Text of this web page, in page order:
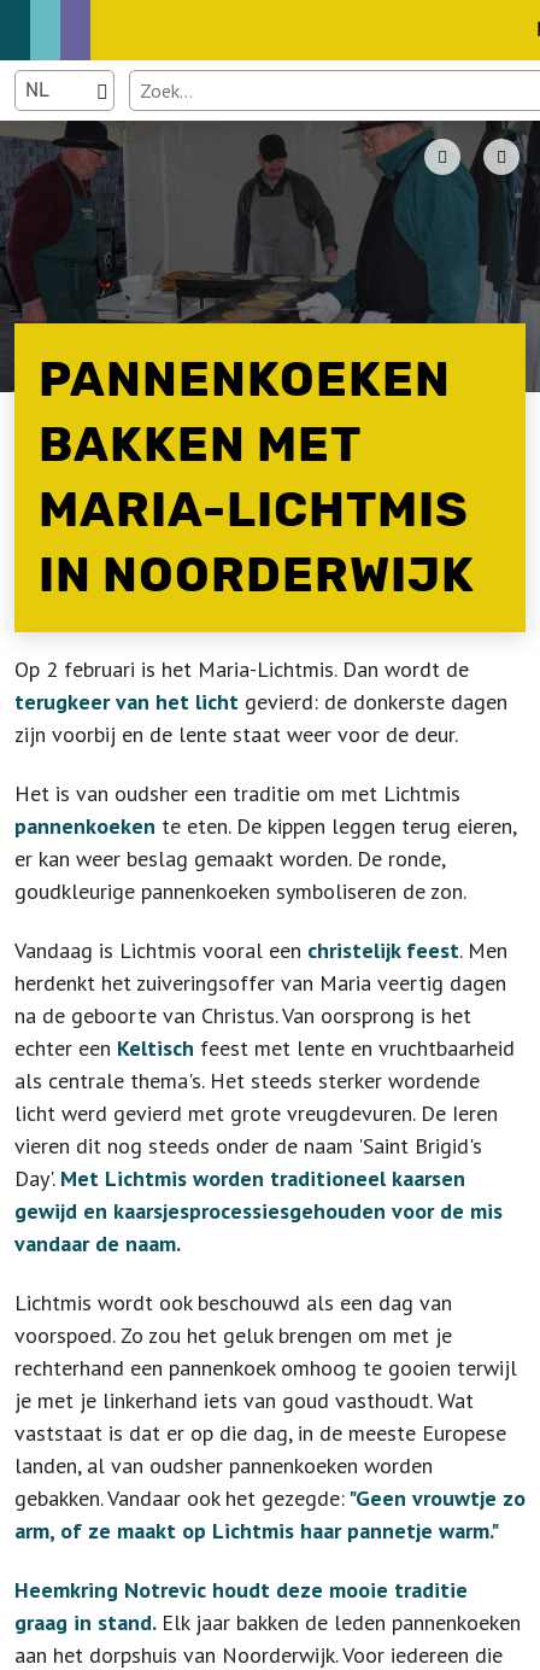
PANNENKOEKEN
BAKKEN MET
MARIA-LICHTMIS
IN NOORDERWIJK
Op 2 februari is het Maria-Lichtmis. Dan wordt de
terugkeer van het licht gevierd: de donkerste dagen
zijn voorbij en de lente staat weer voor de deur.
Het is van oudsher een traditie om met Lichtmis
pannenkoeken te eten. De kippen leggen terug eieren,
er kan weer beslag gemaakt worden. De ronde,
goudkleurige pannenkoeken symboliseren de zon.
Vandaag is Lichtmis vooral een christelijk feest. Men
herdenkt het zuiveringsoffer van Maria veertig dagen
na de geboorte van Christus. Van oorsprong is het
echter een Keltisch feest met lente en vruchtbaarheid
als centrale thema's. Het steeds sterker wordende
licht werd gevierd met grote vreugdevuren. De Ieren
vieren dit nog steeds onder de naam 'Saint Brigid's
Day'. Met Lichtmis worden traditioneel kaarsen
gewijd en kaarsjesprocessiesgehouden voor de mis
vandaar de naam.
Lichtmis wordt ook beschouwd als een dag van
voorspoed. Zo zou het geluk brengen om met je
rechterhand een pannenkoek omhoog te gooien terwijl
je met je linkerhand iets van goud vasthoudt. Wat
vaststaat is dat er op die dag, in de meeste Europese
landen, al van oudsher pannenkoeken worden
gebakken. Vandaar ook het gezegde: "Geen vrouwtje zo
arm, of ze maakt op Lichtmis haar pannetje warm."
Heemkring Notrevic houdt deze mooie traditie
graag in stand. Elk jaar bakken de leden pannenkoeken
aan het dorpshuis van Noorderwijk. Voor iedereen die